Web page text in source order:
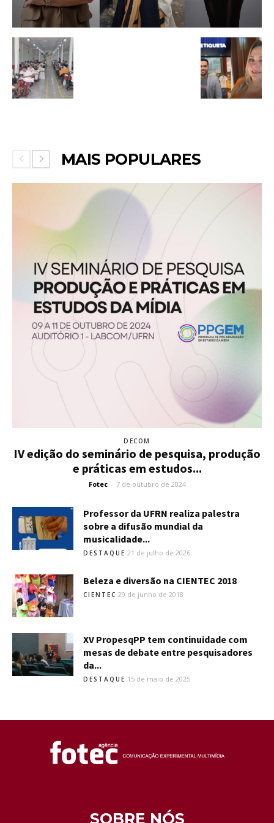
MAIS POPULARES
DECOM
IV edição do seminário de pesquisa, produção
e práticas em estudos...
Fotec - 7 de outubro de 2024
Professor da UFRN realiza palestra
sobre a difusão mundial da
musicalidade...
DESTAQUE 21 de julho de 2026
Beleza e diversão na CIENTEC 2018
CIENTEC 29 de junho de 2018
XV PropesqPP tem continuidade com
mesas de debate entre pesquisadores
da...
DESTAQUE 15 de maio de 2025
SOBRE NÓS